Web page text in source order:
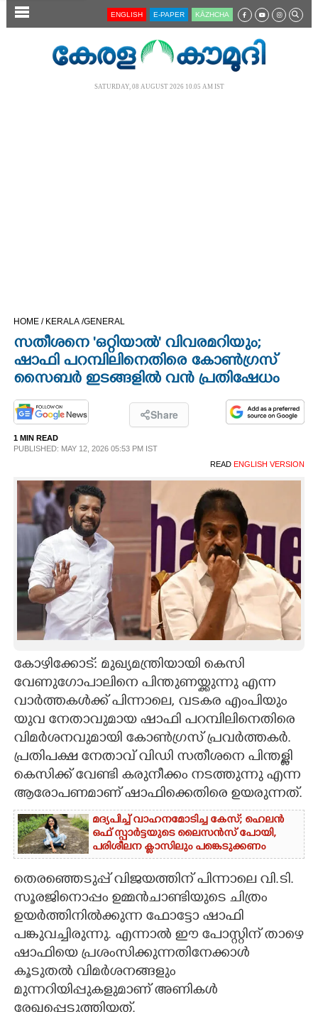
SECTIONS
OPINION
PHOTOS
LIFESTYLE
SPIRITUAL
INFO+
ART
ASTRO
CARTOONS
LITERATURE
ZOOM
ENGLISH E-PAPER KĀZHCHA
SATURDAY, 08 AUGUST 2026 10.05 AM IST
HOME / KERALA /GENERAL
സതീശനെ 'ഒറ്റിയാൽ' വിവരമറിയും;
ഷാഫി പറമ്പിലിനെതിരെ കോൺഗ്രസ്
സൈബർ ഇടങ്ങളിൽ വൻ പ്രതിഷേധം
Share
1 MIN READ
PUBLISHED: MAY 12, 2026 05:53 PM IST
READ ENGLISH VERSION
കോഴിക്കോട്: മുഖ്യമന്ത്രിയായി കെസി
വേണുഗോപാലിനെ പിന്തുണയ്ക്കുന്നു എന്ന
വാർത്തകൾക്ക് പിന്നാലെ, വടകര എംപിയും
യുവ നേതാവുമായ ഷാഫി പറമ്പിലിനെതിരെ
വിമർശനവുമായി കോൺഗ്രസ് പ്രവർത്തകർ.
പ്രതിപക്ഷ നേതാവ് വിഡി സതീശനെ പിന്തള്ളി
കെസിക്ക് വേണ്ടി കരുനീക്കം നടത്തുന്നു എന്ന
ആരോപണമാണ് ഷാഫിക്കെതിരെ ഉയരുന്നത്.
മദ്യപിച്ച് വാഹനമോടിച്ച കേസ്; ഹെലൻ
ഒഫ് സ്പാർട്ടയുടെ ലൈസൻസ് പോയി,
പരിശീലന ക്ലാസിലും പങ്കെടുക്കണം
തെരഞ്ഞെടുപ്പ് വിജയത്തിന് പിന്നാലെ വി.ടി.
സൂരജിനൊപ്പം ഉമ്മൻചാണ്ടിയുടെ ചിത്രം
ഉയർത്തിനിൽക്കുന്ന ഫോട്ടോ ഷാഫി
പങ്കുവച്ചിരുന്നു. എന്നാൽ ഈ പോസ്റ്റിന് താഴെ
ഷാഫിയെ പ്രശംസിക്കുന്നതിനേക്കാൾ
കൂടുതൽ വിമർശനങ്ങളും
മുന്നറിയിപ്പുകളുമാണ് അണികൾ